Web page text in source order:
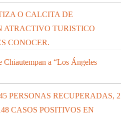
O CALCITA DE
ATRACTIVO TURISTICO
CONOCER.
Chiautempan a “Los Ángeles
PERSONAS RECUPERADAS, 2
CASOS POSITIVOS EN